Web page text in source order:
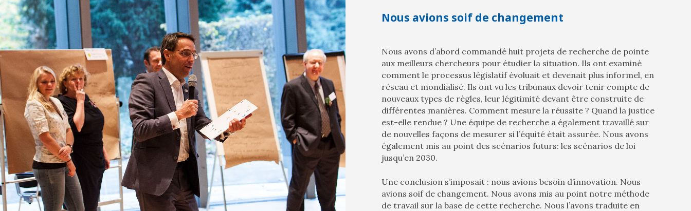
Nous avions soif de changement
Nous avons d’abord commandé huit projets de recherche de pointe
aux meilleurs chercheurs pour étudier la situation. Ils ont examiné
comment le processus législatif évoluait et devenait plus informel, en
réseau et mondialisé. Ils ont vu les tribunaux devoir tenir compte de
nouveaux types de règles, leur légitimité devant être construite de
différentes manières. Comment mesure la réussite ? Quand la justice
est-elle rendue ? Une équipe de recherche a également travaillé sur
de nouvelles façons de mesurer si l’équité était assurée. Nous avons
également mis au point des scénarios futurs: les scénarios de loi
jusqu’en 2030.
Une conclusion s’imposait : nous avions besoin d’innovation. Nous
avions soif de changement. Nous avons mis au point notre méthode
de travail sur la base de cette recherche. Nous l’avons traduite en